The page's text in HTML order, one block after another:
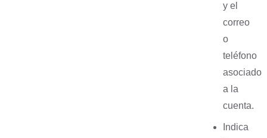
y el
correo
o
teléfono
asociado
a la
cuenta.
Indica